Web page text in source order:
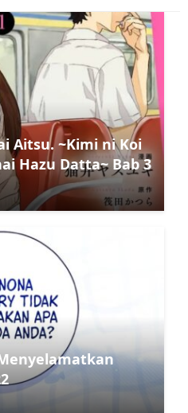
Aitsu. ~Kimi ni Koi
Hazu Datta~ Bab 3